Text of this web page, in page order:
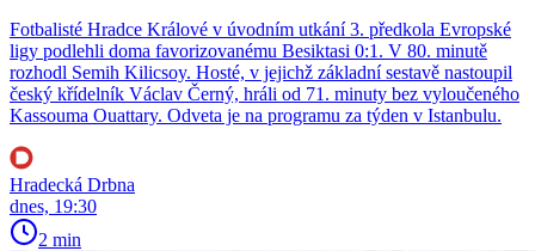
Fotbalisté Hradce Králové v úvodním utkání 3. předkola Evropské
ligy podlehli doma favorizovanému Besiktasi 0:1. V 80. minutě
rozhodl Semih Kilicsoy. Hosté, v jejichž základní sestavě nastoupil
český křídelník Václav Černý, hráli od 71. minuty bez vyloučeného
Kassouma Ouattary. Odveta je na programu za týden v Istanbulu.
Hradecká Drbna
dnes, 19:30
2 min